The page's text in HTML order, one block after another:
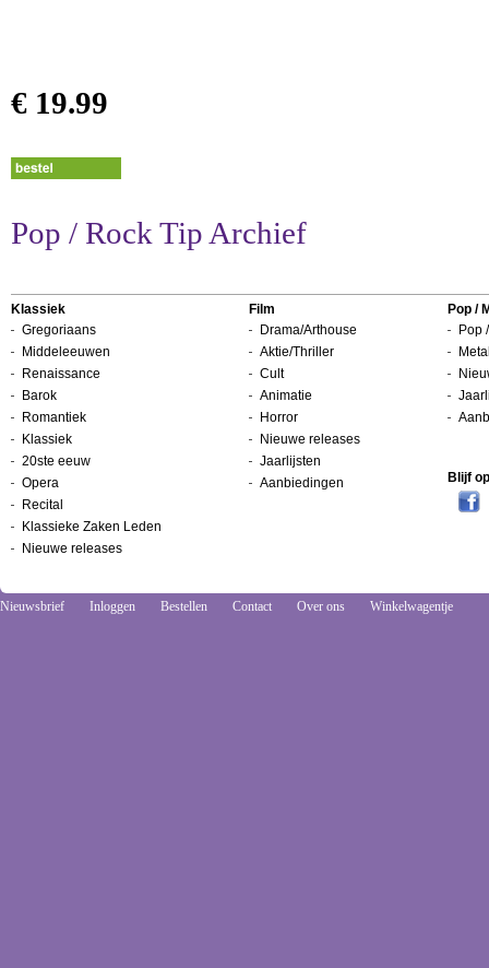
€ 19.99
Pop / Rock Tip Archief
Klassiek
Gregoriaans
Middeleeuwen
Renaissance
Barok
Romantiek
Klassiek
20ste eeuw
Opera
Recital
Klassieke Zaken Leden
Nieuwe releases
Film
Drama/Arthouse
Aktie/Thriller
Cult
Animatie
Horror
Nieuwe releases
Jaarlijsten
Aanbiedingen
Pop /
Pop
Blijf
Nieuwsbrief Inloggen Bestellen Contact Over ons Winkelwagentje